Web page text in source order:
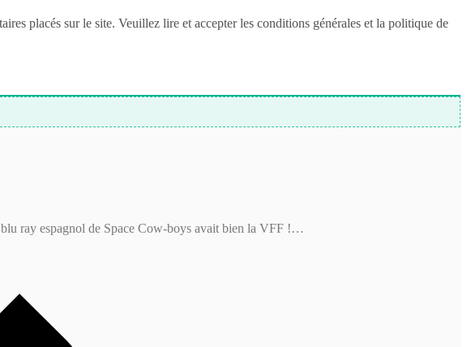
placés sur le site. Veuillez lire et accepter les conditions générales et la politique de
ray espagnol de Space Cow-boys avait bien la VFF !…